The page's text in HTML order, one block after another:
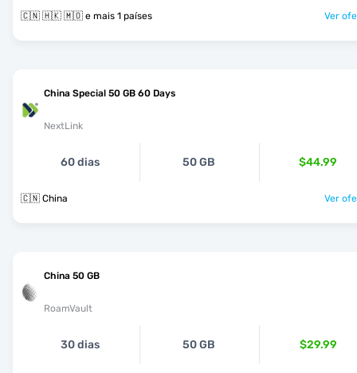
🇨🇳 🇭🇰 🇲🇴 e mais 1 países Ver
China Special 50 GB 60 Days
NextLink
60 dias 50 GB $44.99
🇨🇳 China Ver
China 50 GB
RoamVault
30 dias 50 GB $29.99